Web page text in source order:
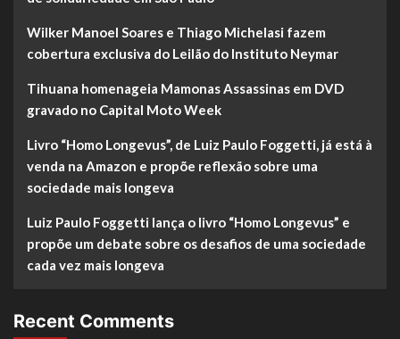
Wilker Manoel Soares e Thiago Michelasi fazem
cobertura exclusiva do Leilão do Instituto Neymar
Tihuana homenageia Mamonas Assassinas em DVD
gravado no Capital Moto Week
Livro “Homo Longevus”, de Luiz Paulo Foggetti, já está à
venda na Amazon e propõe reflexão sobre uma
sociedade mais longeva
Luiz Paulo Foggetti lança o livro “Homo Longevus” e
propõe um debate sobre os desafios de uma sociedade
cada vez mais longeva
Recent Comments